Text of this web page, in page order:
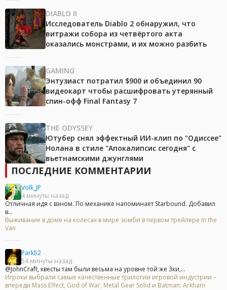
DIABLO II
Исследователь Diablo 2 обнаружил, что
витражи собора из четвёртого акта
оказались монстрами, и их можно разбить
GAMING
Энтузиаст потратил $900 и объединил 90
видеокарт чтобы расшифровать утерянный
спин-офф Final Fantasy 7
THE ODYSSEY
Ютубер снял эффектный ИИ-клип по "Одиссее"
Нолана в стиле "Апокалипсис сегодня" с
вьетнамскими джунглями
ПОСЛЕДНИЕ КОММЕНТАРИИ
Volk_JP
4 минуты назад
Отличная идя с вэном. По механике напоминает Starbound. Добавил
в...
Выживание в доме на колесах в мире зомби в первом трейлере In the
Van
Park52
54 минуты назад
@JohnCraft, квесты там были весьма на уровне той же 3ки,...
Игроки выбрали самые качественные трилогии игровой индустрии –
впереди Mass Effect, God of War, Metal Gear Solid и Batman: Arkham